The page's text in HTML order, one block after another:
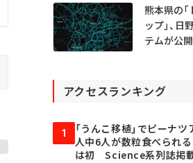
熊本県の
ップ」、
テムが公開
アクセスランキング
1
「うんこ移植」でピーナ
人中6人が数粒食べられ
は初 Science系列誌掲